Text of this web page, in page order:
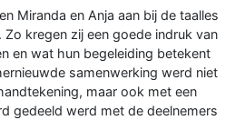
Miranda en Anja aan bij de taalles
kregen zij een goede indruk van
en wat hun begeleiding betekent
samenwerking werd niet
maar ook met een
gedeeld werd met de deelnemers